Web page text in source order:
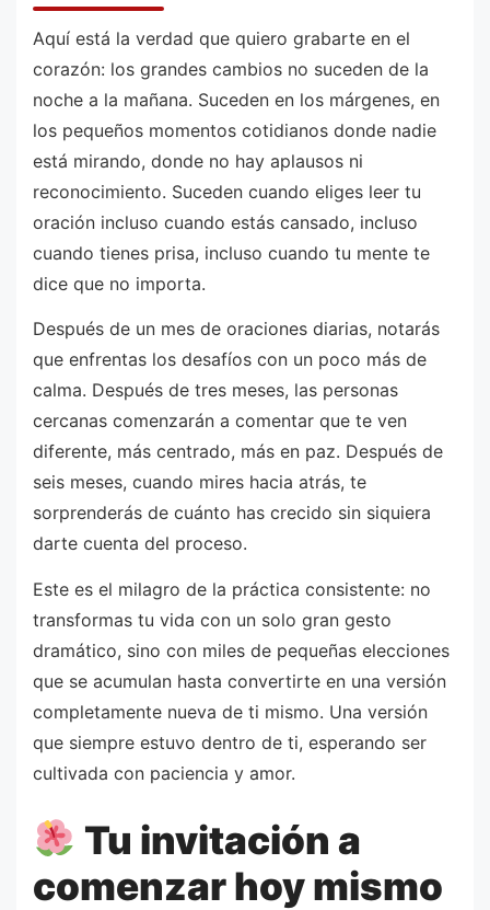
Aquí está la verdad que quiero grabarte en el
corazón: los grandes cambios no suceden de la
noche a la mañana. Suceden en los márgenes, en
los pequeños momentos cotidianos donde nadie
está mirando, donde no hay aplausos ni
reconocimiento. Suceden cuando eliges leer tu
oración incluso cuando estás cansado, incluso
cuando tienes prisa, incluso cuando tu mente te
dice que no importa.
Después de un mes de oraciones diarias, notarás
que enfrentas los desafíos con un poco más de
calma. Después de tres meses, las personas
cercanas comenzarán a comentar que te ven
diferente, más centrado, más en paz. Después de
seis meses, cuando mires hacia atrás, te
sorprenderás de cuánto has crecido sin siquiera
darte cuenta del proceso.
Este es el milagro de la práctica consistente: no
transformas tu vida con un solo gran gesto
dramático, sino con miles de pequeñas elecciones
que se acumulan hasta convertirte en una versión
completamente nueva de ti mismo. Una versión
que siempre estuvo dentro de ti, esperando ser
cultivada con paciencia y amor.
Tu invitación a
comenzar hoy mismo